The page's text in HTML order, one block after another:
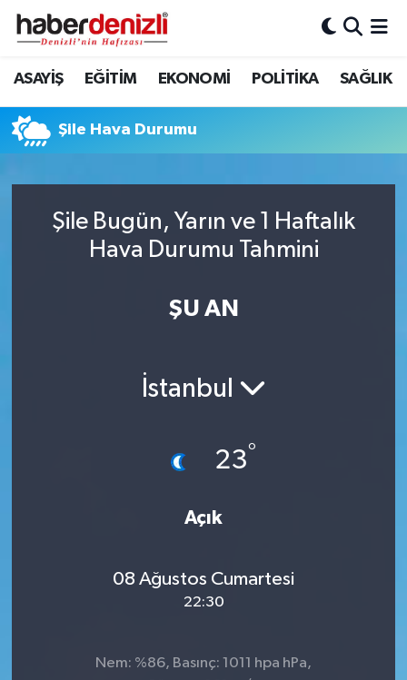
ASAYİŞ EĞİTİM EKONOMİ POLİTİKA SAĞLIK
Şile Hava Durumu
Şile Bugün, Yarın ve 1 Haftalık
Hava Durumu Tahmini
ŞU AN
İstanbul
23°
Açık
08 Ağustos Cumartesi
22:30
Nem: %86, Basınç: 1011 hpa hPa,
Denizli Nöbetçi Eczaneler
Tüm Manşetler
Son Dakika Haberleri